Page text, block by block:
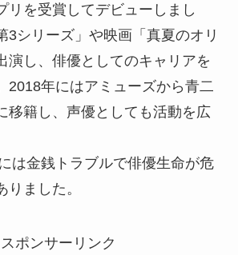
リを受賞してデビューしまし
3シリーズ」や映画「真夏のオリ
演し、俳優としてのキャリアを
2018年にはアミューズから青二
移籍し、声優としても活動を広
は金銭トラブルで俳優生命が危
ました。
スポンサーリンク